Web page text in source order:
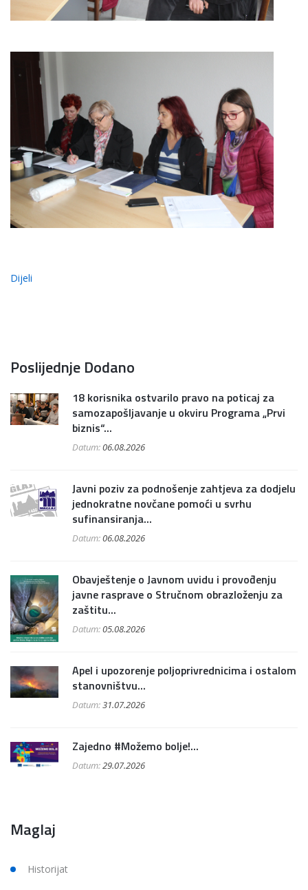
Dijeli
Poslijednje Dodano
18 korisnika ostvarilo pravo na poticaj za
samozapošljavanje u okviru Programa „Prvi
biznis“...
Datum:06.08.2026
Javni poziv za podnošenje zahtjeva za dodjelu
jednokratne novčane pomoći u svrhu
sufinansiranja...
Datum:06.08.2026
Obavještenje o Javnom uvidu i provođenju
javne rasprave o Stručnom obrazloženju za
zaštitu...
Datum:05.08.2026
Apel i upozorenje poljoprivrednicima i ostalom
stanovništvu...
Datum:31.07.2026
Zajedno #Možemo bolje!...
Datum:29.07.2026
Maglaj
Historijat